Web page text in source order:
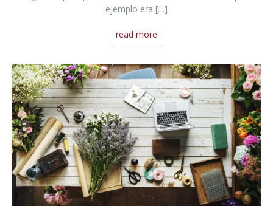
ejemplo era […]
read more